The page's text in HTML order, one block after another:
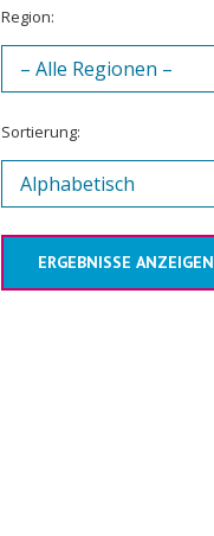
Region:
Sortierung:
ERGEBNISSE ANZEIGEN